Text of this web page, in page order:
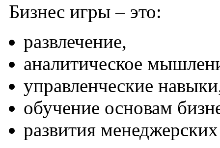
Бизнес игры – это:
развлечение,
аналитическое
управленческие
обучение основам
развития